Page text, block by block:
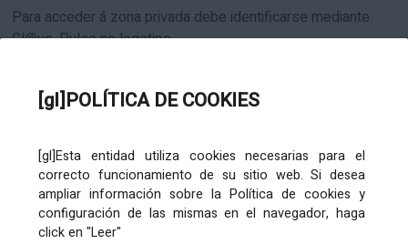
[gl]POLÍTICA DE COOKIES
[gl]Esta entidad utiliza cookies necesarias para el
correcto funcionamiento de su sitio web. Si desea
ampliar información sobre la Política de cookies y
configuración de las mismas en el navegador, haga
click en "Leer"
CARTAFOL CIDADÁN
Para acceder á zona privada debe identificarse mediante
Cl@ve. Pulse no logotipo